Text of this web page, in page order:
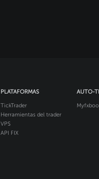
PLATAFORMAS
TickTrader
Herramientas del trader
VPS
API FIX
AUTO-